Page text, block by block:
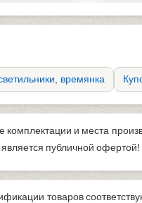
времянка
и места
публичной офертой!
товаров